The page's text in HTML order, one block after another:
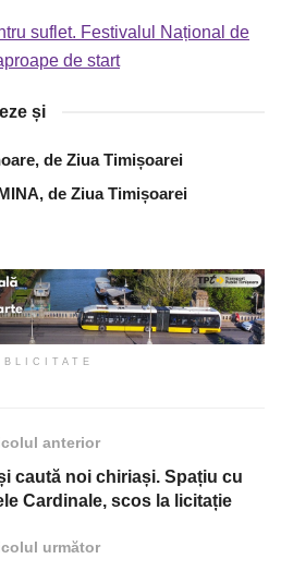
suflet. Festivalul Național de
de start
și
de Ziua Timișoarei
de Ziua Timișoarei
anterior
caută noi chiriași. Spațiu cu
Cardinale, scos la licitație
următor